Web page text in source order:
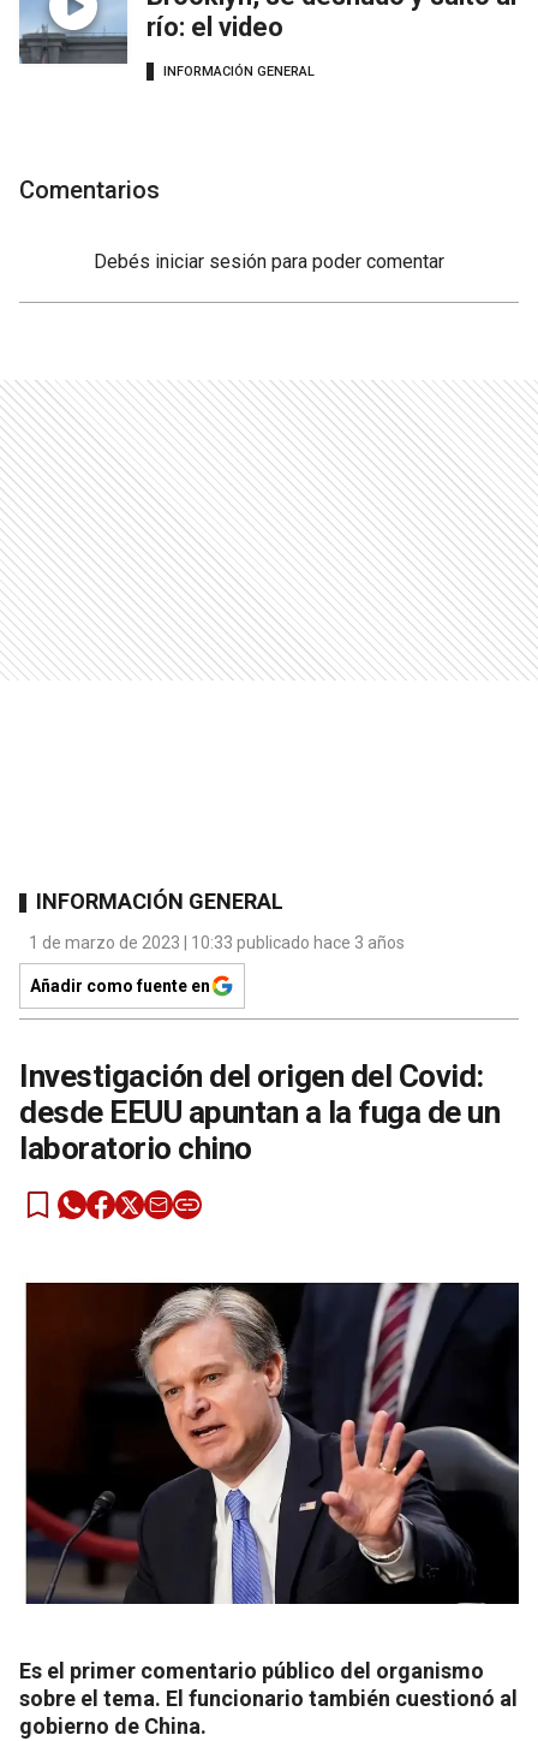
río: el video
INFORMACIÓN GENERAL
Comentarios
Debés iniciar sesión para poder comentar
INFORMACIÓN GENERAL
1 de marzo de 2023 | 10:33 publicado hace 3 años
Añadir como fuente en
Investigación del origen del Covid:
desde EEUU apuntan a la fuga de un
laboratorio chino
Es el primer comentario público del organismo
sobre el tema. El funcionario también cuestionó al
gobierno de China.